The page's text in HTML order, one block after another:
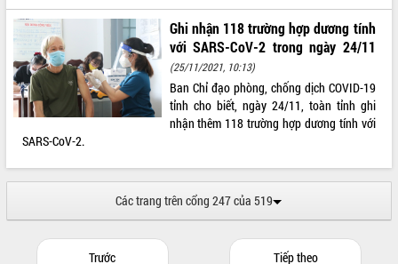
Tập huấn ứng dụng trí tuệ nhân tạo (AI)
trong thương mại điện tử năm 2026
Đoàn đại biểu Quốc hội tỉnh Đắk Lắk
trao đổi thông tin trước Kỳ họp thứ
nhất, Quốc hội khóa XVI
Quyết liệt cải cách hành chính, khơi
thông nguồn lực phát triển
Nâng cao hiệu lực, hiệu quả HĐND
tỉnh thông qua hiện đại hóa hành chính
Xã Ea Phê gắn cải cách hành chính với
chuyển đổi số
Phó Chủ tịch Thường trực UBND tỉnh
Ghi nhận 118 trường hợp dương tính
với SARS-CoV-2 trong ngày 24/11
(25/11/2021, 10:13)
Ban Chỉ đạo phòng, chống dịch COVID-19
tỉnh cho biết, ngày 24/11, toàn tỉnh ghi
nhận thêm 118 trường hợp dương tính với
SARS-CoV-2.
Các trang trên cổng 247 của 519
Trước Tiếp theo